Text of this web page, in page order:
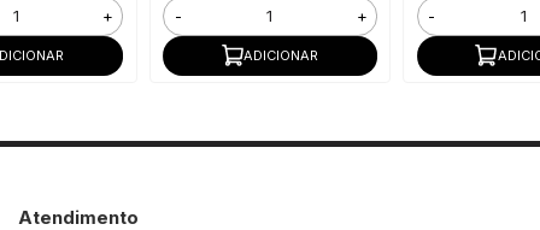
+ - +
ADICIONAR
-
Atendimento